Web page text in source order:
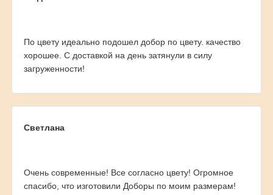
По цвету идеально подошел добор по цвету. качество
хорошее. С доставкой на день затянули в силу
загруженности!
Светлана
Очень современные! Все согласно цвету! Огромное
спасибо, что изготовили Доборы по моим размерам!